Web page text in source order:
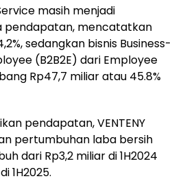
masih menjadi
pendapatan, mencatatkan
sedangkan bisnis Business-
(B2B2E) dari Employee
Rp47,7 miliar atau 45.8%
pendapatan, VENTENY
pertumbuhan laba bersih
dari Rp3,2 miliar di 1H2024
1H2025.